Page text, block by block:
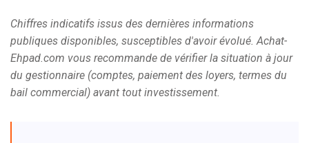
Chiffres indicatifs issus des dernières informations
publiques disponibles, susceptibles d'avoir évolué. Achat-
Ehpad.com vous recommande de vérifier la situation à jour
du gestionnaire (comptes, paiement des loyers, termes du
bail commercial) avant tout investissement.